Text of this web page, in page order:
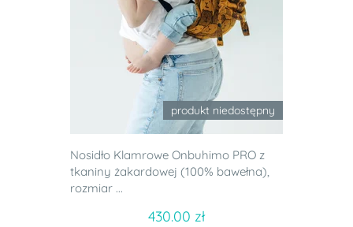
produkt niedostępny
Nosidło Klamrowe Onbuhimo PRO z
tkaniny żakardowej (100% bawełna),
rozmiar ...
430.00 zł